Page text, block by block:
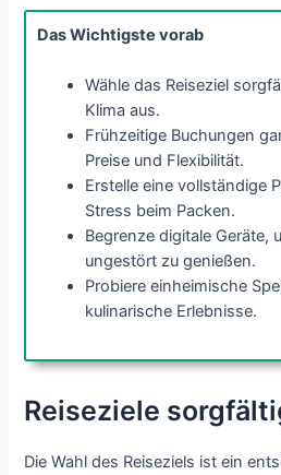
Das Wichtigste vorab
Wähle das Reiseziel
Klima aus.
Frühzeitige Buchungen
Preise und Flexibilität.
Erstelle eine vollständige
Stress beim Packen.
Begrenze digitale Geräte,
ungestört zu genießen.
Probiere einheimische
kulinarische Erlebnisse.
Reiseziele
Die Wahl des Reiseziels ist ein